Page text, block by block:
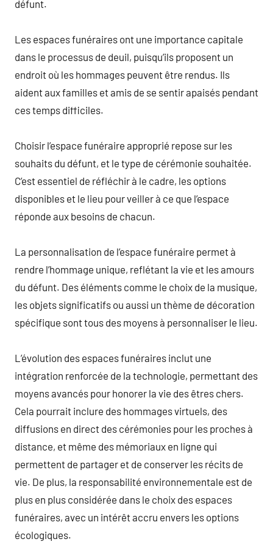
défunt.
Les espaces funéraires ont une importance capitale
dans le processus de deuil, puisqu’ils proposent un
endroit où les hommages peuvent être rendus. Ils
aident aux familles et amis de se sentir apaisés pendant
ces temps difficiles.
Choisir l’espace funéraire approprié repose sur les
souhaits du défunt, et le type de cérémonie souhaitée.
C’est essentiel de réfléchir à le cadre, les options
disponibles et le lieu pour veiller à ce que l’espace
réponde aux besoins de chacun.
La personnalisation de l’espace funéraire permet à
rendre l’hommage unique, reflétant la vie et les amours
du défunt. Des éléments comme le choix de la musique,
les objets significatifs ou aussi un thème de décoration
spécifique sont tous des moyens à personnaliser le lieu.
L’évolution des espaces funéraires inclut une
intégration renforcée de la technologie, permettant des
moyens avancés pour honorer la vie des êtres chers.
Cela pourrait inclure des hommages virtuels, des
diffusions en direct des cérémonies pour les proches à
distance, et même des mémoriaux en ligne qui
permettent de partager et de conserver les récits de
vie. De plus, la responsabilité environnementale est de
plus en plus considérée dans le choix des espaces
funéraires, avec un intérêt accru envers les options
écologiques.